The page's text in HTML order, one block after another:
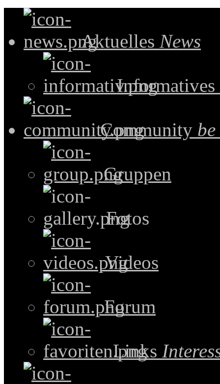
Aktuelles News
Informatives
Community
Gruppen
Fotos
Videos
Forum
Links